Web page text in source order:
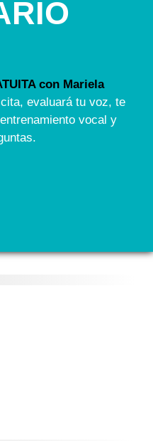
con Mariela
evaluará tu voz, te
vocal y